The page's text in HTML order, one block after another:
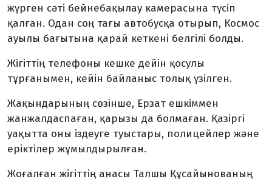
жүрген сәті бейнебақылау камерасына түсіп
қалған. Одан соң тағы автобусқа отырып, Космос
ауылы бағытына қарай кеткені белгілі болды.
Жігіттің телефоны кешке дейін қосулы
тұрғанымен, кейін байланыс толық үзілген.
Жақындарының сөзінше, Ерзат ешкіммен
жанжалдаспаған, қарызы да болмаған. Қазіргі
уақытта оны іздеуге туыстары, полицейлер және
еріктілер жұмылдырылған.
Жоғалған жігіттің анасы Талшы Құсайынованың